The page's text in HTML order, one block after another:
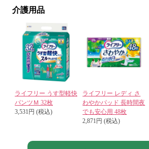
介護用品
ライフリー うす型軽快
パンツＭ 32枚
3,531円 (税込)
ライフリー レディ さ
わやかパッド 長時間夜
でも安心用 48枚
2,871円 (税込)